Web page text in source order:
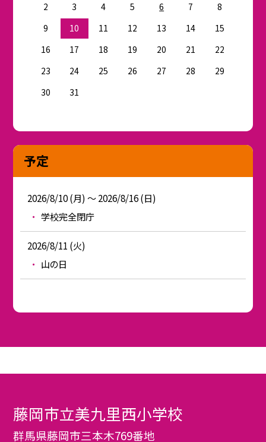
2
3 4 5 6 7
8
9
10 11 12 13 14
15
16
17 18 19 20 21
22
23
24 25 26 27 28
29
30
31
予定
2026/8/10 (月) ～ 2026/8/16 (日)
学校完全閉庁
2026/8/11 (火)
山の日
藤岡市立美九里西小学校
群馬県藤岡市三本木769番地